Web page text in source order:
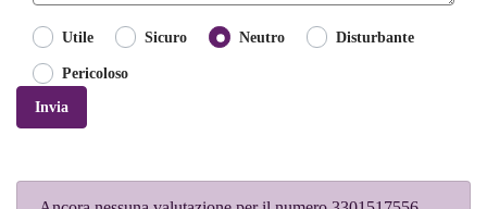
Utile Sicuro Neutro Disturbante
Pericoloso
Invia